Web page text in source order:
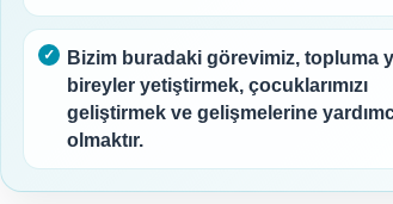
Bizim buradaki görevimiz, topluma
bireyler yetiştirmek, çocuklarımızı
geliştirmek ve gelişmelerine
olmaktır.